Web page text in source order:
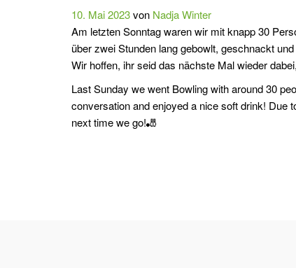
10. Mai 2023von Nadja Winter
Am letzten Sonntag waren wir mit knapp 30
über zwei Stunden lang gebowlt, geschnackt
Wir hoffen, ihr seid das nächste Mal wieder
Last Sunday we went Bowling with around 30
conversation and enjoyed a nice soft drink! Due
next time we go!🎳